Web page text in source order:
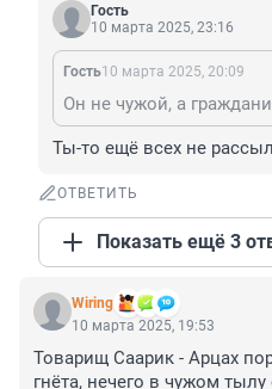
Гость
10 марта 2025, 23:16
Гость10 марта 2025, 20:09
Ты-то ещё всех не
ОТВЕТИТЬ
Показать ещё 3
Wiring
10 марта 2025, 19:53
Товарищ Саарик - Арцах
гнёта, нечего в чужом